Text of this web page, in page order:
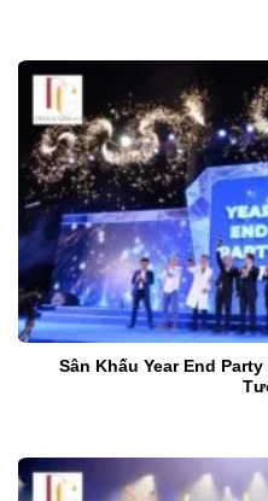
Sân Khấu Year End